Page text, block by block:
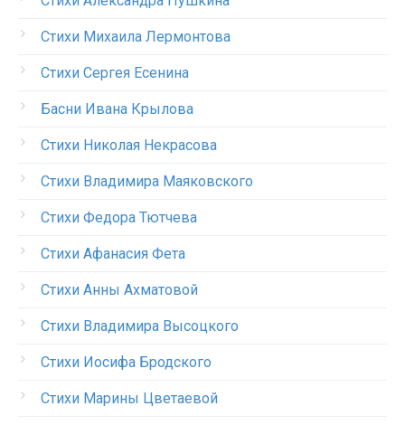
Стихи Михаила Лермонтова
Стихи Сергея Есенина
Басни Ивана Крылова
Стихи Николая Некрасова
Стихи Владимира Маяковского
Стихи Федора Тютчева
Стихи Афанасия Фета
Стихи Анны Ахматовой
Стихи Владимира Высоцкого
Стихи Иосифа Бродского
Стихи Марины Цветаевой